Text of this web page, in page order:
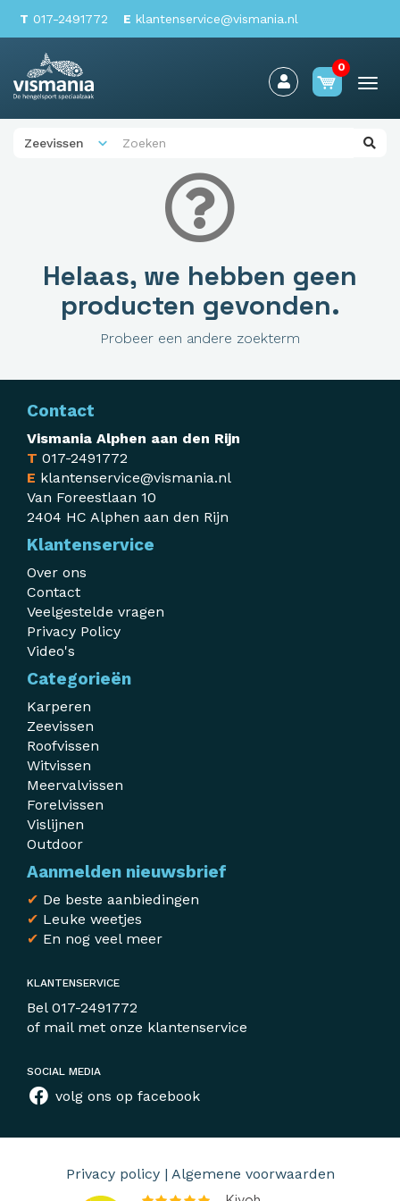
T 017-2491772 E klantenservice@vismania.nl
0
Helaas, we hebben geen
producten gevonden.
Probeer een andere zoekterm
Contact
Vismania Alphen aan den Rijn
T 017-2491772
E klantenservice@vismania.nl
Van Foreestlaan 10
2404 HC Alphen aan den Rijn
Klantenservice
Over ons
Contact
Veelgestelde vragen
Privacy Policy
Video's
Categorieën
Karperen
Zeevissen
Roofvissen
Witvissen
Meervalvissen
Forelvissen
Vislijnen
Outdoor
Aanmelden nieuwsbrief
✔ De beste aanbiedingen
✔ Leuke weetjes
✔ En nog veel meer
KLANTENSERVICE
Bel 017-2491772
of mail met onze klantenservice
SOCIAL MEDIA
volg ons op facebook
Privacy policy| Algemene voorwaarden